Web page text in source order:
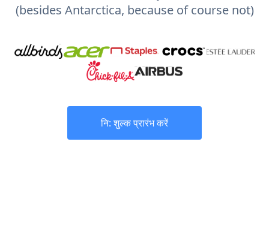
(besides Antarctica, because of course not)
नि: शुल्क प्रारंभ करें